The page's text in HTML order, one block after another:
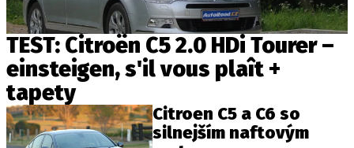
TEST: Citroën C5 2.0 HDi Tourer –
einsteigen, s'il vous plaît +
tapety
Citroen C5 a C6 so
silnejším naftovým